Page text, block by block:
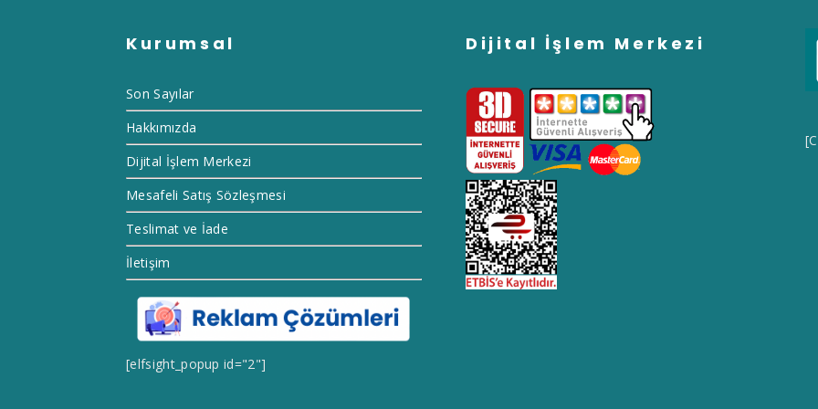
Kurumsal
Son Sayılar
Hakkımızda
Dijital İşlem Merkezi
Mesafeli Satış Sözleşmesi
Teslimat ve İade
İletişim
[elfsight_popup id="2"]
Dijital İşlem Merkezi